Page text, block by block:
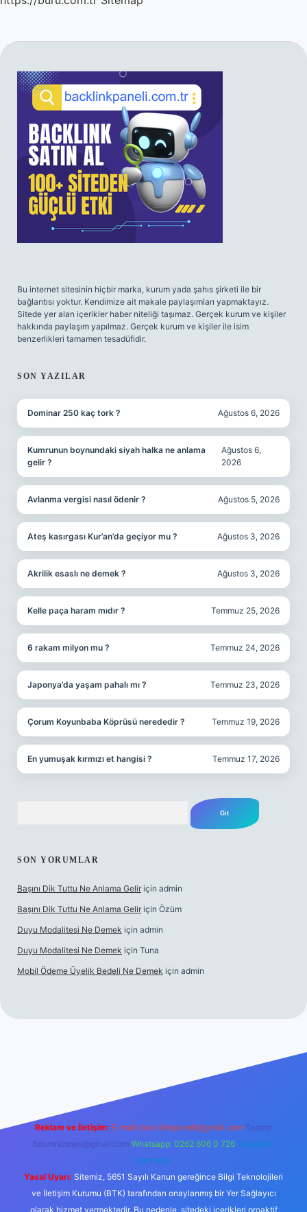
SIDEBAR
Bu internet sitesinin hiçbir marka, kurum yada şahıs şirketi ile bir
bağlantısı yoktur. Kendimize ait makale paylaşımları yapmaktayız.
Sitede yer alan içerikler haber niteliği taşımaz. Gerçek kurum ve kişiler
hakkında paylaşım yapılmaz. Gerçek kurum ve kişiler ile isim
benzerlikleri tamamen tesadüfidir.
SON YAZILAR
Dominar 250 kaç tork ? Ağustos 6, 2026
Kumrunun boynundaki siyah halka ne anlama
gelir ?
Ağustos 6,
2026
Avlanma vergisi nasıl ödenir ? Ağustos 5, 2026
Ateş kasırgası Kur’an’da geçiyor mu ? Ağustos 3, 2026
Akrilik esaslı ne demek ? Ağustos 3, 2026
Kelle paça haram mıdır ? Temmuz 25, 2026
6 rakam milyon mu ? Temmuz 24, 2026
Japonya’da yaşam pahalı mı ? Temmuz 23, 2026
Çorum Koyunbaba Köprüsü nerededir ? Temmuz 19, 2026
En yumuşak kırmızı et hangisi ? Temmuz 17, 2026
SON YORUMLAR
Başını Dik Tuttu Ne Anlama Gelir için admin
Başını Dik Tuttu Ne Anlama Gelir için Özüm
Duyu Modalitesi Ne Demek için admin
Duyu Modalitesi Ne Demek için Tuna
Mobil Ödeme Üyelik Bedeli Ne Demek için admin
Reklam ve İletişim: E-mail: backlinkpaneli@gmail.com Teams:
forumhizmeti@gmail.com Whatsapp: 0262 606 0 726 Telegram:
@karabul
Yasal Uyarı: Sitemiz, 5651 Sayılı Kanun gereğince Bilgi Teknolojileri
ve İletişim Kurumu (BTK) tarafından onaylanmış bir Yer Sağlayıcı
olarak hizmet vermektedir. Bu nedenle, sitedeki içerikleri proaktif